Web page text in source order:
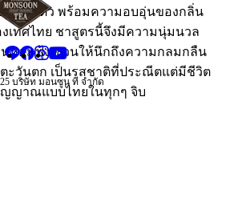
บริษัท มอนซูน ที จำกัด
างลงตัว พร้อมความอบอุ่นของกลิ่น
เทศไทย ชาสูตรนี้จึงมีความนุ่มนวล
หอมฟุ้ง ชวนให้นึกถึงความกลมกลืน
ะวันตก เป็นรสชาติที่ประณีตแต่มีชีวิต
ญญาณแบบไทยในทุกๆ จิบ